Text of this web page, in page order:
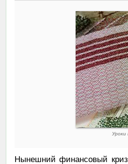
Уроки
Нынешний финансовый